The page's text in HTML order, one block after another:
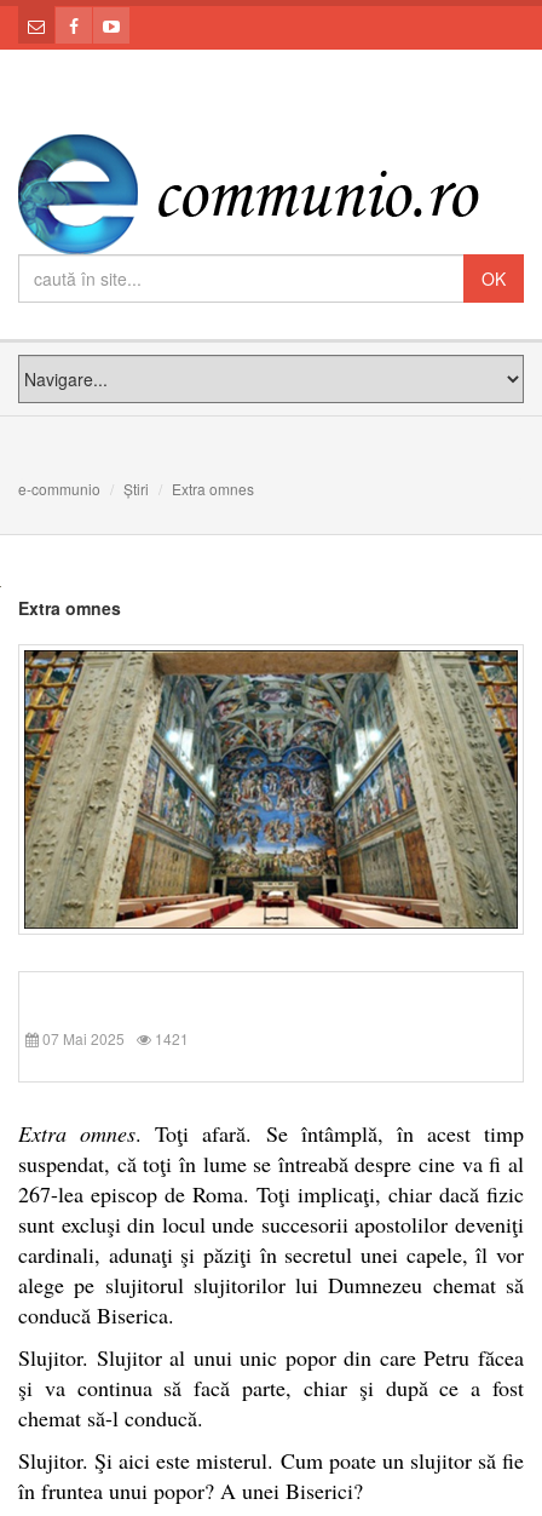
e-communio Știri Extra omnes
Extra omnes
07 Mai 2025 1421
Extra omnes. Toţi afară. Se întâmplă, în acest timp
suspendat, că toţi în lume se întreabă despre cine va fi al
267-lea episcop de Roma. Toţi implicaţi, chiar dacă fizic
sunt excluşi din locul unde succesorii apostolilor deveniţi
cardinali, adunaţi şi păziţi în secretul unei capele, îl vor
alege pe slujitorul slujitorilor lui Dumnezeu chemat să
conducă Biserica.
Slujitor. Slujitor al unui unic popor din care Petru făcea
şi va continua să facă parte, chiar şi după ce a fost
chemat să-l conducă.
Slujitor. Şi aici este misterul. Cum poate un slujitor să fie
în fruntea unui popor? A unei Biserici?